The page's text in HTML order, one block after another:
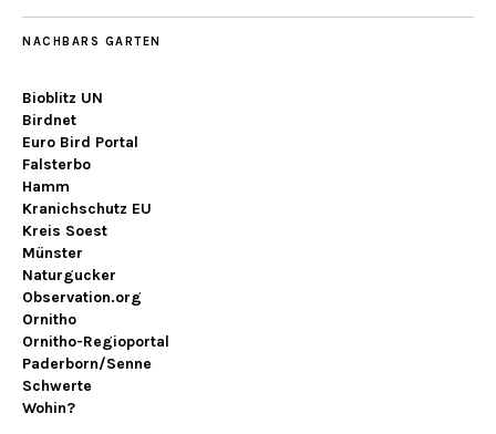
NACHBARS GARTEN
Bioblitz UN
Birdnet
Euro Bird Portal
Falsterbo
Hamm
Kranichschutz EU
Kreis Soest
Münster
Naturgucker
Observation.org
Ornitho
Ornitho-Regioportal
Paderborn/Senne
Schwerte
Wohin?